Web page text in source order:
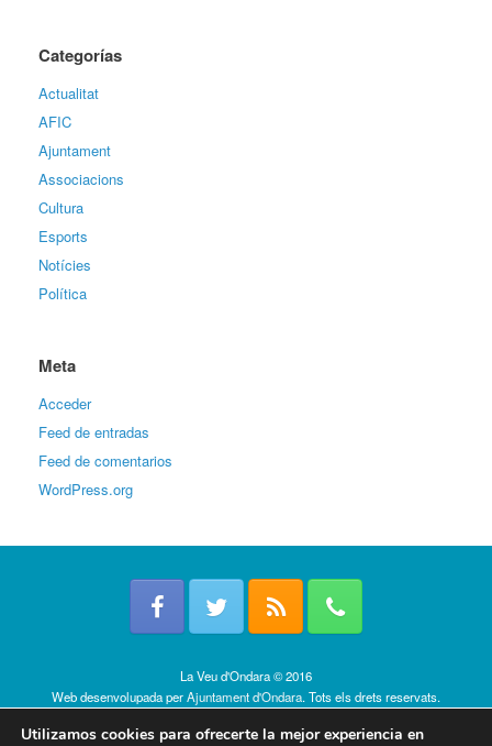
Categorías
Actualitat
AFIC
Ajuntament
Associacions
Cultura
Esports
Notícies
Política
Meta
Acceder
Feed de entradas
Feed de comentarios
WordPress.org
La Veu d'Ondara © 2016
Web desenvolupada perAjuntament d'Ondara. Tots els drets reservats.
Utilizamos cookies para ofrecerte la mejor experiencia en